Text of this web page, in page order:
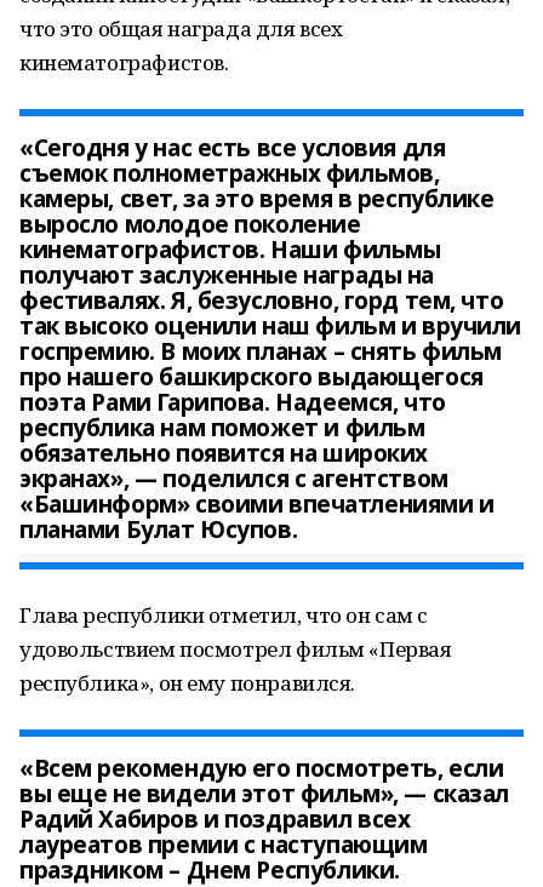
что это общая награда для всех
кинематографистов.
«Сегодня у нас есть все условия для
съемок полнометражных фильмов,
камеры, свет, за это время в республике
выросло молодое поколение
кинематографистов. Наши фильмы
получают заслуженные награды на
фестивалях. Я, безусловно, горд тем, что
так высоко оценили наш фильм и вручили
госпремию. В моих планах – снять фильм
про нашего башкирского выдающегося
поэта Рами Гарипова. Надеемся, что
республика нам поможет и фильм
обязательно появится на широких
экранах», — поделился с агентством
«Башинформ» своими впечатлениями и
планами Булат Юсупов.
Глава республики отметил, что он сам с
удовольствием посмотрел фильм «Первая
республика», он ему понравился.
«Всем рекомендую его посмотреть, если
вы еще не видели этот фильм», — сказал
Радий Хабиров и поздравил всех
лауреатов премии с наступающим
праздником – Днем Республики.